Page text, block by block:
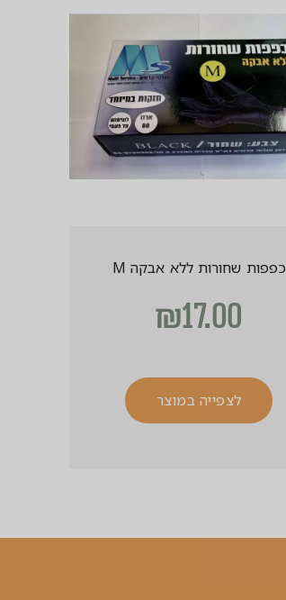
כפפות שחורות ללא אבקה M
₪17.00
לצפייה במוצר